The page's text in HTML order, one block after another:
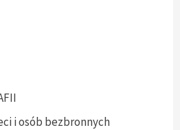
i osób bezbronnych